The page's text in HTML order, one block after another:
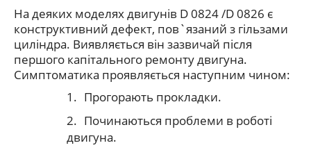
На деяких моделяхдвигунів D 0824 /D 0826 є
конструктивний дефект, пов`язаний з гільзами
циліндра. Виявляється він зазвичай після
першого капітального ремонту двигуна.
Симптоматика проявляється наступним чином:
1. Прогорають прокладки.
2. Починаються проблеми в роботі
двигуна.